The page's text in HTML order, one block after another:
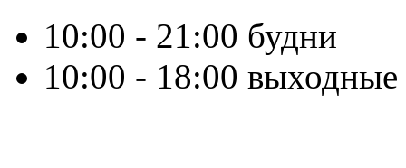
10:00 - 21:00 будни
10:00 - 18:00 выходные